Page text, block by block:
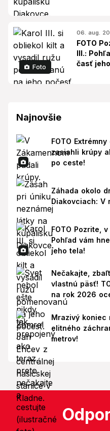
Foto
06. aug.
FOTO
III.:
časť
Najnovšie
FOTO
zasiahli krúpy
po ceste!
Záhada okolo
Diakovciach: V
FOTO Pozrite,
Pohľad vám
jeho tela!
Nečakajte,
vlastnú päsť!
na rok 2026
Mrazivý koniec
elitného
metrov!